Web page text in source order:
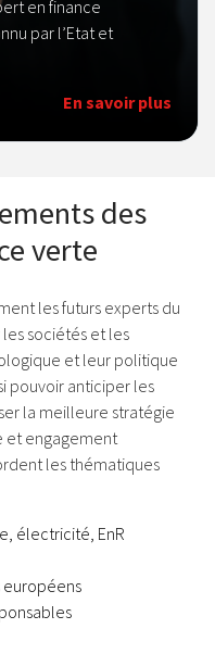
en finance
par l’Etat et
En savoir plus
des
verte
les futurs experts du
sociétés et les
et leur politique
pouvoir anticiper les
la meilleure stratégie
et engagement
les thématiques
électricité, EnR